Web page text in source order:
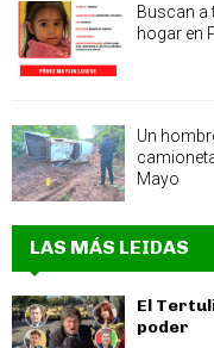
Buscan a
hogar en
Un
Mayo
LAS MÁS LEIDAS
El
poder